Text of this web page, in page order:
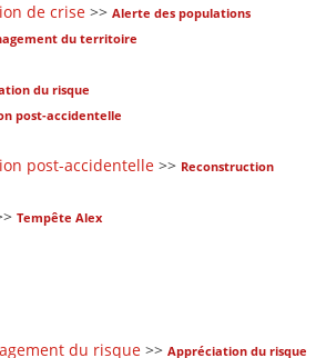
de crise >> Alerte des populations
du territoire
du risque
post-accidentelle
post-accidentelle >> Reconstruction
Tempête Alex
du risque >> Appréciation du risque